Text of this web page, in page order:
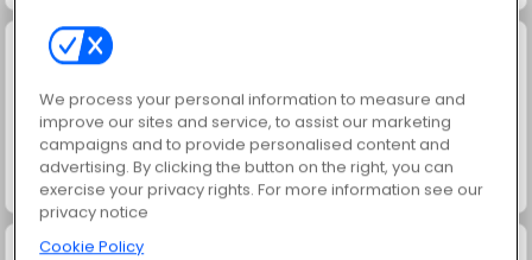
Grand Mahjong Connect Trollface Quest: USA 2
We process your personal information to measure and
improve our sites and service, to assist our marketing
campaigns and to provide personalised content and
advertising. By clicking the button on the right, you can
exercise your privacy rights. For more information see our
privacy notice
Cookie Policy